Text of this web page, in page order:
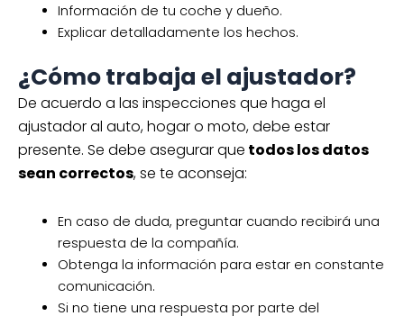
Información de tu coche y dueño.
Explicar detalladamente los hechos.
¿Cómo trabaja el ajustador?
De acuerdo a las inspecciones que haga el
ajustador al auto, hogar o moto, debe estar
presente. Se debe asegurar que todos los datos
sean correctos, se te aconseja:
En caso de duda, preguntar cuando recibirá una
respuesta de la compañía.
Obtenga la información para estar en constante
comunicación.
Si no tiene una respuesta por parte del